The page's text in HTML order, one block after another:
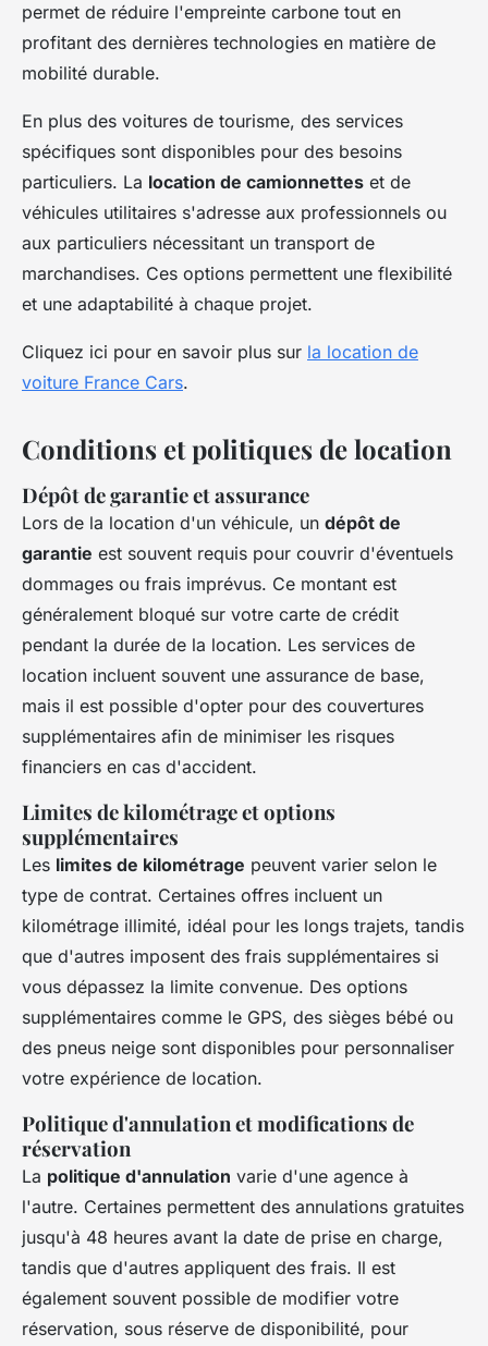
permet de réduire l'empreinte carbone tout en
profitant des dernières technologies en matière de
mobilité durable.
En plus des voitures de tourisme, des services
spécifiques sont disponibles pour des besoins
particuliers. La location de camionnettes et de
véhicules utilitaires s'adresse aux professionnels ou
aux particuliers nécessitant un transport de
marchandises. Ces options permettent une flexibilité
et une adaptabilité à chaque projet.
Cliquez ici pour en savoir plus sur la location de
voiture France Cars.
Conditions et politiques de location
Dépôt de garantie et assurance
Lors de la location d'un véhicule, un dépôt de
garantie est souvent requis pour couvrir d'éventuels
dommages ou frais imprévus. Ce montant est
généralement bloqué sur votre carte de crédit
pendant la durée de la location. Les services de
location incluent souvent une assurance de base,
mais il est possible d'opter pour des couvertures
supplémentaires afin de minimiser les risques
financiers en cas d'accident.
Limites de kilométrage et options
supplémentaires
Les limites de kilométrage peuvent varier selon le
type de contrat. Certaines offres incluent un
kilométrage illimité, idéal pour les longs trajets, tandis
que d'autres imposent des frais supplémentaires si
vous dépassez la limite convenue. Des options
supplémentaires comme le GPS, des sièges bébé ou
des pneus neige sont disponibles pour personnaliser
votre expérience de location.
Politique d'annulation et modifications de
réservation
La politique d'annulation varie d'une agence à
l'autre. Certaines permettent des annulations gratuites
jusqu'à 48 heures avant la date de prise en charge,
tandis que d'autres appliquent des frais. Il est
également souvent possible de modifier votre
réservation, sous réserve de disponibilité, pour